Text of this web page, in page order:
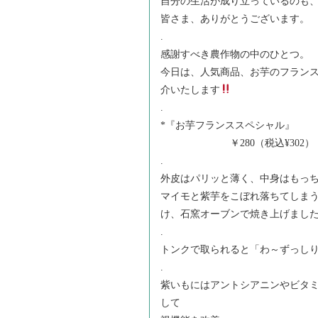
皆さま、ありがとうございます。
感謝すべき農作物の中のひとつ。
今日は、人気商品、お芋のフラン
介いたします
*『お芋フランススペシャル』
￥280（税込¥302）
外皮はパリッと薄く、中身はもっ
マイモと紫芋をこぼれ落ちてしま
け、石窯オーブンで焼き上げまし
トンクで取られると「わ～ずっし
紫いもにはアントシアニンやビタ
して